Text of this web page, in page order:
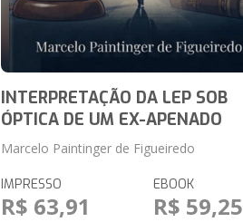
INTERPRETAÇÃO DA LEP SOB
ÓPTICA DE UM EX-APENADO
Marcelo Paintinger de Figueiredo
IMPRESSO
R$ 63,91
EBOOK
R$ 59,25